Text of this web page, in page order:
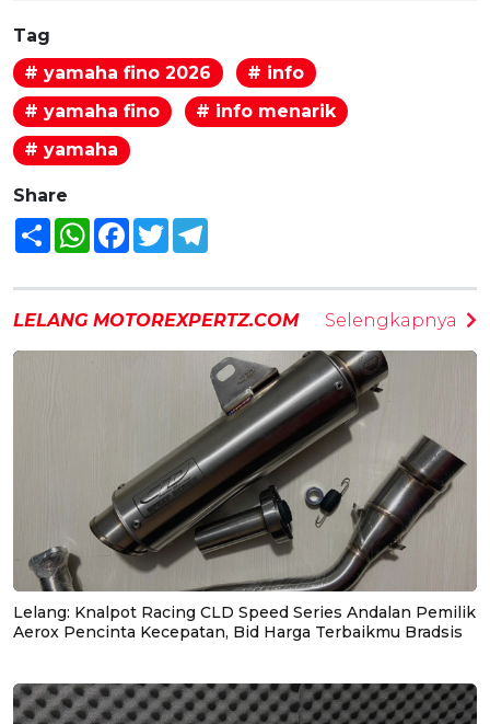
Tag
# yamaha fino 2026
# info
# yamaha fino
# info menarik
# yamaha
Share
Share WhatsAppFacebook
Twitter
LELANG MOTOREXPERTZ.COM Selengkapnya
Lelang: Knalpot Racing CLD Speed Series Andalan Pemilik
Aerox Pencinta Kecepatan, Bid Harga Terbaikmu Bradsis